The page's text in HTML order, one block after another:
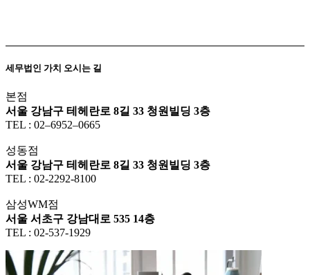
세무법인 가치 오시는 길
본점
서울 강남구 테헤란로 8길 33 청원빌딩 3층
TEL : 02–6952–0665
성동점
서울 강남구 테헤란로 8길 33 청원빌딩 3층
TEL : 02-2292-8100
삼성WM점
서울 서초구 강남대로 535 14층
TEL : 02-537-1929